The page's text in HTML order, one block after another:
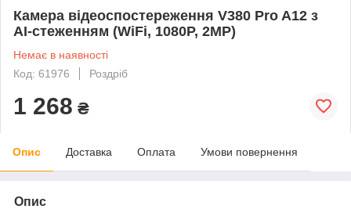
Камера відеоспостереження V380 Pro A12 з
AI-стеженням (WiFi, 1080P, 2MP)
Немає в наявності
Код: 61976
Роздріб
1 268 ₴
Опис Доставка Оплата Умови повернення
Опис